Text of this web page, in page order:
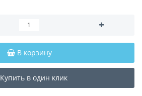
В корзину
Купить в один клик